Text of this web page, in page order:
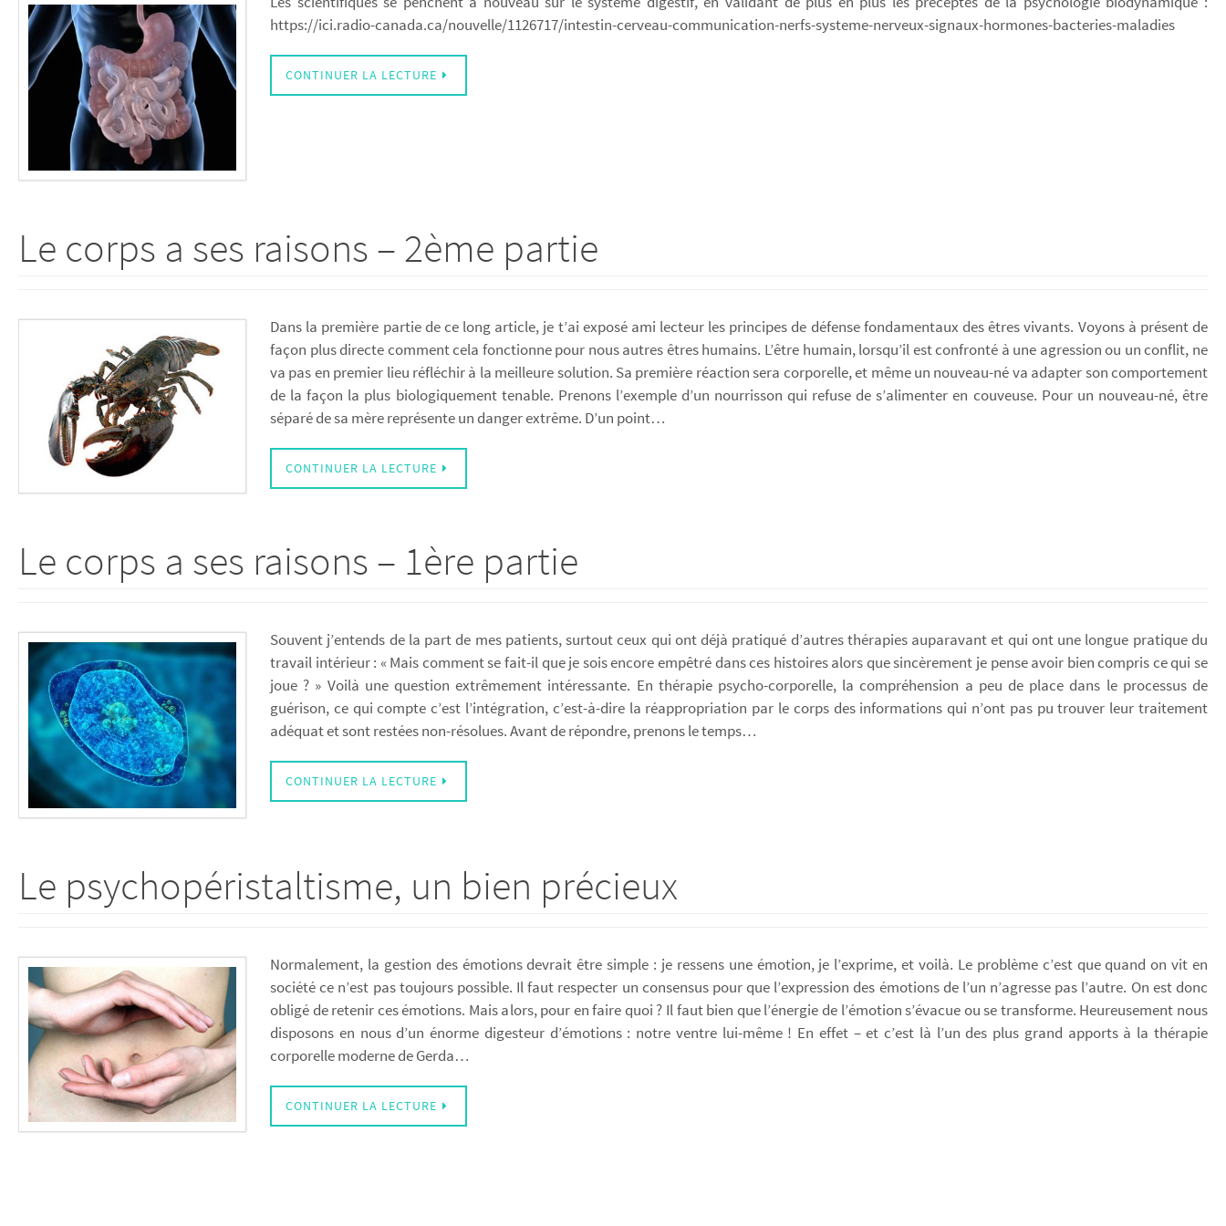
https://ici.radio-canada.ca/nouvelle/1126717/intestin-cerveau-communication-nerfs-systeme-nerveux-signaux-hormones-bacteries-maladies
CONTINUER LA LECTURE
Le corps a ses raisons – 2ème partie
Dans la première partie de ce long article, je t’ai exposé ami lecteur les principes de défense fondamentaux des êtres vivants. Voyons à présent de
façon plus directe comment cela fonctionne pour nous autres êtres humains. L’être humain, lorsqu’il est confronté à une agression ou un conflit, ne
va pas en premier lieu réfléchir à la meilleure solution. Sa première réaction sera corporelle, et même un nouveau-né va adapter son comportement
de la façon la plus biologiquement tenable. Prenons l’exemple d’un nourrisson qui refuse de s’alimenter en couveuse. Pour un nouveau-né, être
séparé de sa mère représente un danger extrême. D’un point…
CONTINUER LA LECTURE
Le corps a ses raisons – 1ère partie
Souvent j’entends de la part de mes patients, surtout ceux qui ont déjà pratiqué d’autres thérapies auparavant et qui ont une longue pratique du
travail intérieur : « Mais comment se fait-il que je sois encore empêtré dans ces histoires alors que sincèrement je pense avoir bien compris ce qui se
joue ? » Voilà une question extrêmement intéressante. En thérapie psycho-corporelle, la compréhension a peu de place dans le processus de
guérison, ce qui compte c’est l’intégration, c’est-à-dire la réappropriation par le corps des informations qui n’ont pas pu trouver leur traitement
adéquat et sont restées non-résolues. Avant de répondre, prenons le temps…
CONTINUER LA LECTURE
Le psychopéristaltisme, un bien précieux
Normalement, la gestion des émotions devrait être simple : je ressens une émotion, je l’exprime, et voilà. Le problème c’est que quand on vit en
société ce n’est pas toujours possible. Il faut respecter un consensus pour que l’expression des émotions de l’un n’agresse pas l’autre. On est donc
obligé de retenir ces émotions. Mais alors, pour en faire quoi ? Il faut bien que l’énergie de l’émotion s’évacue ou se transforme. Heureusement nous
disposons en nous d’un énorme digesteur d’émotions : notre ventre lui-même ! En effet – et c’est là l’un des plus grand apports à la thérapie
corporelle moderne de Gerda…
CONTINUER LA LECTURE